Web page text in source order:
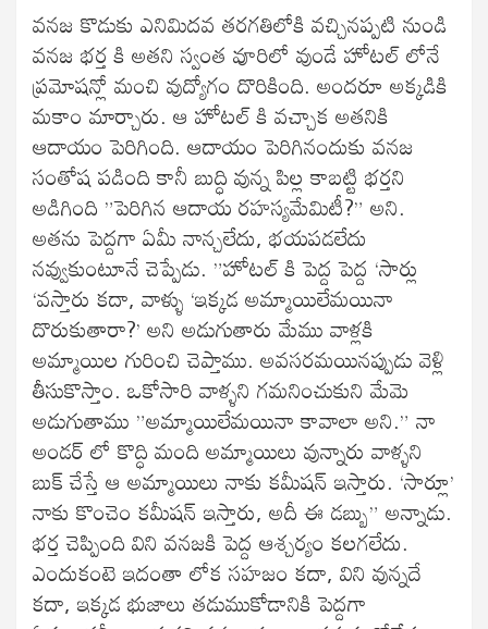
వనజ కొడుకు ఎనిమిదవ తరగతిలోకి వచ్చినప్పటి నుండి
వనజ భర్త కి అతని స్వంత వూరిలో వుండే హోటల్ లోనే
ప్రమోషన్లో మంచి వుద్యోగం దొరికింది. అందరూ అక్కడికి
మకాం మార్చారు. ఆ హోటల్ కి వచ్చాక అతనికి
ఆదాయం పెరిగింది. ఆదాయం పెరిగినందుకు వనజ
సంతోష పడింది కానీ బుద్ధి వున్న పిల్ల కాబట్టి భర్తని
అడిగింది ”పెరిగిన ఆదాయ రహస్యమేమిటీ?” అని.
అతను పెద్దగా ఏమీ నాన్చలేదు, భయపడలేదు
నవ్వుకుంటూనే చెప్పేడు. ”హోటల్ కి పెద్ద పెద్ద ‘సార్లు
‘వస్తారు కదా, వాళ్ళు ‘ఇక్కడ అమ్మాయిలేమయినా
దొరుకుతారా?’ అని అడుగుతారు మేము వాళ్లకి
అమ్మాయిల గురించి చెప్తాము. అవసరమయినప్పుడు వెళ్లి
తీసుకొస్తాం. ఒకోసారి వాళ్ళని గమనించుకుని మేమె
అడుగుతాము ”అమ్మాయిలేమయినా కావాలా అని.” నా
అండర్ లో కొద్ధి మంది అమ్మాయిలు వున్నారు వాళ్ళని
బుక్ చేస్తే ఆ అమ్మాయిలు నాకు కమీషన్ ఇస్తారు. ‘సార్లూ’
నాకు కొంచెం కమీషన్ ఇస్తారు, అదీ ఈ డబ్బు” అన్నాడు.
భర్త చెప్పింది విని వనజకి పెద్ద ఆశ్చర్యం కలగలేదు.
ఎందుకంటె ఇదంతా లోక సహజం కదా, విని వున్నదే
కదా, ఇక్కడ భుజాలు తడుముకోడానికి పెద్దగా